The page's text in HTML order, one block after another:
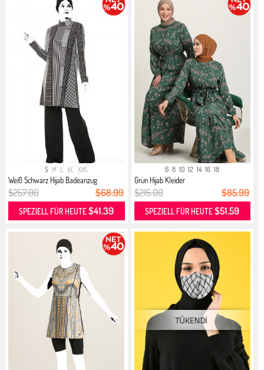
S M L XL XXL
Weiß Schwarz Hijab Badeanzug
$257.00 $68.99
SPEZIELL FÜR HEUTE$41.39
6 8 10 12 14 16 18
Grün Hijab Kleider
$215.00 $85.99
SPEZIELL FÜR HEUTE$51.59